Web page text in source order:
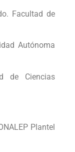
Facultad de
Autónoma
de Ciencias
Plantel